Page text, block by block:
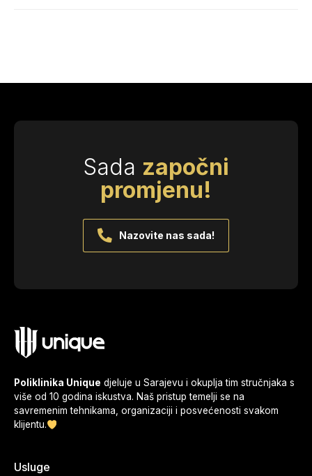
Sada započni
promjenu!
Nazovite nas sada!
Poliklinika Unique djeluje u Sarajevu i okuplja tim stručnjaka s
više od 10 godina iskustva. Naš pristup temelji se na
savremenim tehnikama, organizaciji i posvećenosti svakom
klijentu.
Usluge